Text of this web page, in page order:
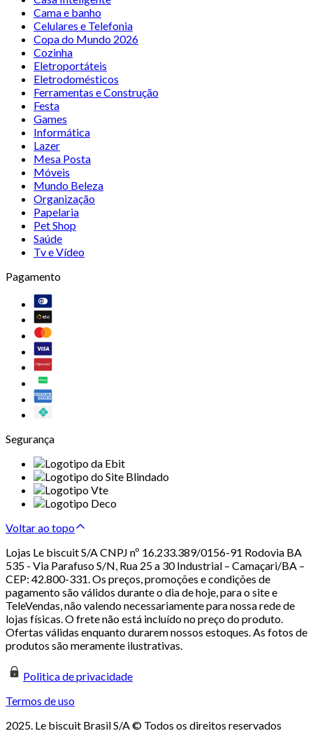
Cama e banho
Celulares e Telefonia
Copa do Mundo 2026
Cozinha
Eletroportáteis
Eletrodomésticos
Ferramentas e Construção
Festa
Games
Informática
Lazer
Mesa Posta
Móveis
Mundo Beleza
Organização
Papelaria
Pet Shop
Saúde
Tv e Vídeo
Pagamento
Segurança
Voltar ao topo
Lojas Le biscuit S/A CNPJ nº 16.233.389/0156-91 Rodovia BA
535 - Via Parafuso S/N, Rua 25 a 30 Industrial – Camaçari/BA –
CEP: 42.800-331. Os preços, promoções e condições de
pagamento são válidos durante o dia de hoje, para o site e
TeleVendas, não valendo necessariamente para nossa rede de
lojas físicas. O frete não está incluído no preço do produto.
Ofertas válidas enquanto durarem nossos estoques. As fotos de
produtos são meramente ilustrativas.
Politica de privacidade
Termos de uso
2025. Le biscuit Brasil S/A © Todos os direitos reservados